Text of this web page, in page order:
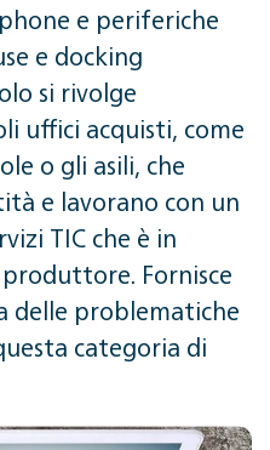
e periferiche
e docking
si rivolge
uffici acquisti, come
o gli asili, che
e lavorano con un
TIC che è in
Fornisce
delle problematiche
categoria di